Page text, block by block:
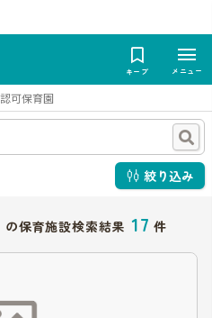
キープ メニュー
認可保育園
絞り込み
の保育施設検索結果 17 件